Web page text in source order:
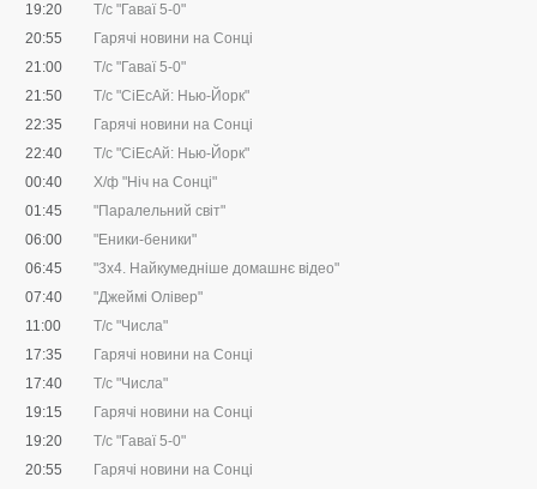
19:20
Т/с "Гаваї 5-0"
20:55
Гарячі новини на Сонці
21:00
Т/с "Гаваї 5-0"
21:50
Т/с "CіЕсАй: Нью-Йорк"
22:35
Гарячі новини на Сонці
22:40
Т/с "CіЕсАй: Нью-Йорк"
00:40
Х/ф "Ніч на Сонці"
01:45
"Паралельний світ"
06:00
"Еники-беники"
06:45
"3х4. Найкумедніше домашнє відео"
07:40
"Джеймі Олівер"
11:00
Т/с "Числа"
17:35
Гарячі новини на Сонці
17:40
Т/с "Числа"
19:15
Гарячі новини на Сонці
19:20
Т/с "Гаваї 5-0"
20:55
Гарячі новини на Сонці